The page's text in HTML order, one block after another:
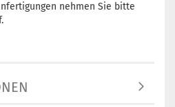
nehmen Sie bitte